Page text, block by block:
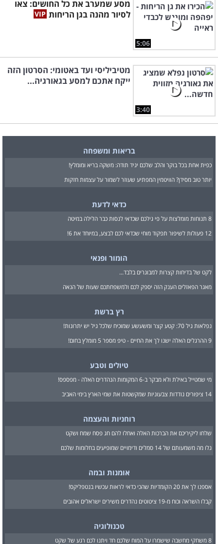
5:06
מסע שמערב את כל החושים: צאו
לסיור מהנה בגן הריחות
3:40
מטיביליסי ועד באטומי: הסרטון הזה
ייקח אתכם למסע בגאורגיה...
בריאות ומשפחה
כפית אחת בכל בוקר והלב שלכם יגיד תודה: משקה בריא ומומלץ!
יותר טוב מסידן? הוויטמין המפתיע שעוזר לשמור על עצמות חזקות
כדאי לדעת
8 תנוחות מומלצות על פי גילכם שכדאי לנסות כבר הלילה במיטה
12 פעולות לשיפור תפקוד מוחי שכדאי לכם לבצע, במיוחד את 6!
הומור ופנאי
לקט של בדיחות קצרות למבוגרים בלבד...
מאגר הפאזלים הענק הזה יספק לכם ולמשפחתכם שעות של הנאה
רץ ברשת
נפלאות גיל 70: קטע קצר ומשעשע שמוכיח שלכל גיל יש יתרונות!
9 ההרגלים האלה ישנו לך את החיים - טיפ מספר 5 מומלץ בחום!
טיולים וטבע
מי שמטייל באילת ולא מבקר ב-6 המקומות הנהדרים האלה - מפספס!
14 ציפורים נודדות צבעוניות שמקשטות את שמי הארץ בימי האביב
רוחניות והעצמה
שלחו ליקיריכם את הברכות האלה ואחלו להם חג פסח שמח ושקט
גלו מה משמעותם של 14 סמלים ודימויים שמופיעים בחלומות שלכם
אומנות ובמה
אספנו לך את 20 הקומדיות שהכי כדאי לראות עכשיו בנטפליקס!
קבלו השראה וכוח מ-19 ציטוטים נהדרים משירים ישראלים אהובים
טכנולוגיה
8 משחקי מחשבה שישמרו על המוח שלכם חד ויתנו לכם רגע של שקט